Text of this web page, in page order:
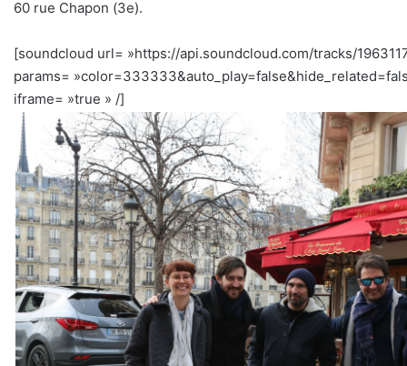
60 rue Chapon (3e).
[soundcloud url= »https://api.soundcloud.com/tracks/
params=
iframe= »true » /]